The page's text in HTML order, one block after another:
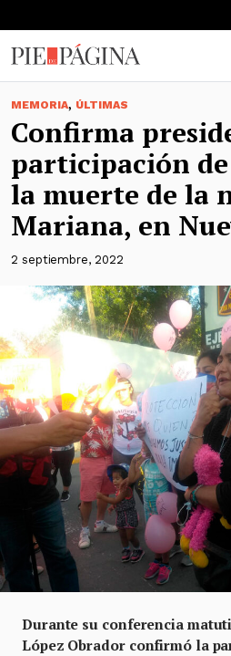
MEMORIA, ÚLTIMAS
Confirma
participación
la muerte de la
Mariana, en
2 septiembre, 2022
Durante su conferencia
López Obrador confirmó la